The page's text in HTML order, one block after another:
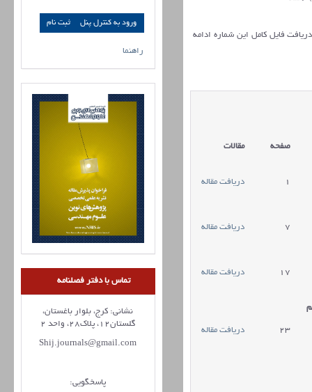
فایل کامل این شماره ادامه
صفحه مقالات
1 دریافت مقاله
7 دریافت مقاله
17 دریافت مقاله
23 دریافت مقاله
ورود به کنترل پنل
راهنما
تماس با دفتر فصلنامه
نشانی: کرج، بلوار باغستان،
گلستان12، پلاک28، واحد 2
Shij.journals@gmail.com
پاسخگویی: